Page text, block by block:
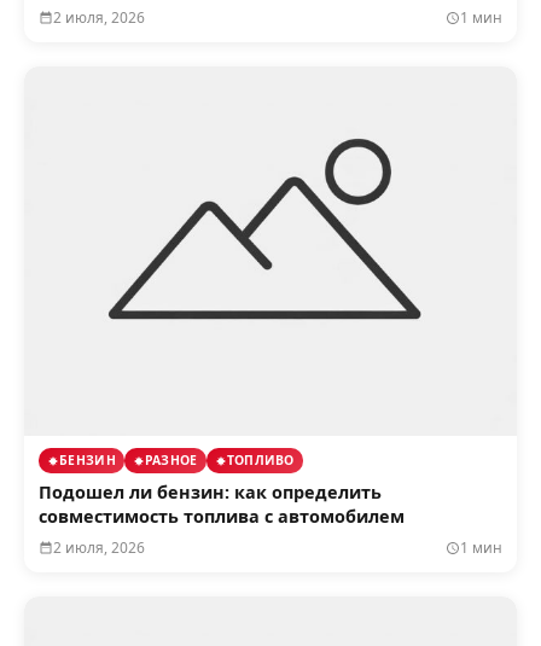
2 июля, 2026 1 мин
БЕНЗИН РАЗНОЕ ТОПЛИВО
Подошел ли бензин: как определить
совместимость топлива с автомобилем
2 июля, 2026 1 мин